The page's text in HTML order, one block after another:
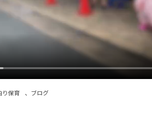
り保育 、 ブログ